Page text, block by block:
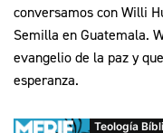
conversamos con Willi
Semilla en Guatemala.
evangelio de la paz y
esperanza.